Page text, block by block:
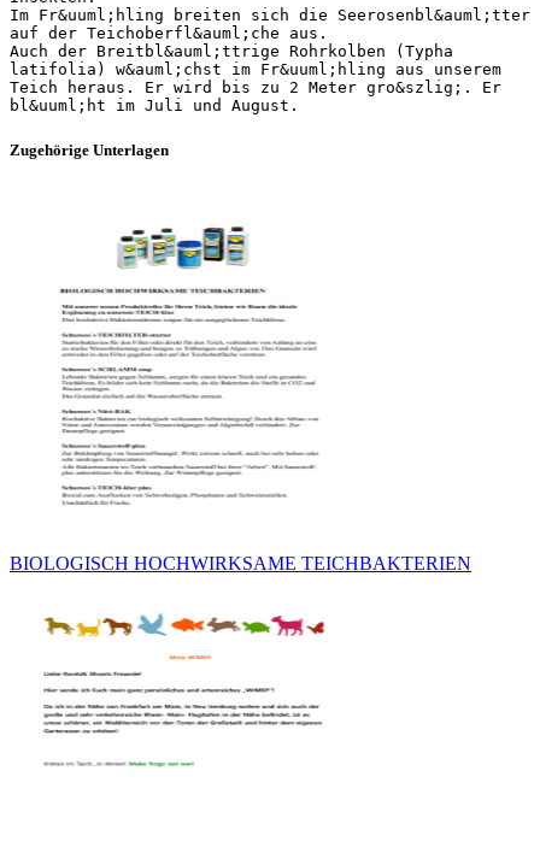
Im Fr&uuml;hling breiten sich die Seerosenbl&auml;tter
auf der Teichoberfl&auml;che aus.
Auch der Breitbl&auml;ttrige Rohrkolben (Typha
latifolia) w&auml;chst im Fr&uuml;hling aus unserem
Teich heraus. Er wird bis zu 2 Meter gro&szlig;. Er
Zugehörige Unterlagen
BIOLOGISCH HOCHWIRKSAME TEICHBAKTERIEN